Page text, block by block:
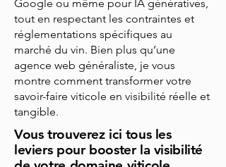
Google ou même pour IA génératives,
tout en respectant les contraintes et
réglementations spécifiques au
marché du vin. Bien plus qu’une
agence web généraliste, je vous
montre comment transformer votre
savoir-faire viticole en visibilité réelle et
tangible.
Vous trouverez ici tous les
leviers pour booster la visibilité